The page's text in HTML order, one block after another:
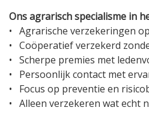
Ons agrarisch specialisme in
• Agrarische verzekeringen
• Coöperatief verzekerd
• Scherpe premies met
• Persoonlijk contact met
• Focus op preventie en
• Alleen verzekeren wat echt